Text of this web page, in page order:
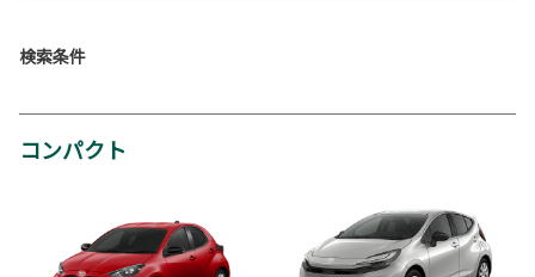
検索条件
コンパクト